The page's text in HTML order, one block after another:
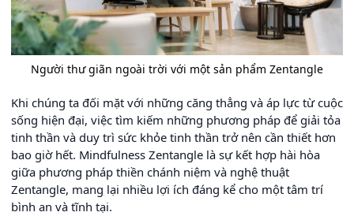
Người thư giãn ngoài trời với một sản phẩm Zentangle
Khi chúng ta đối mặt với những căng thẳng và áp lực từ cuộc
sống hiện đại, việc tìm kiếm những phương pháp để giải tỏa
tinh thần và duy trì sức khỏe tinh thần trở nên cần thiết hơn
bao giờ hết. Mindfulness Zentangle là sự kết hợp hài hòa
giữa phương pháp thiền chánh niệm và nghệ thuật
Zentangle, mang lại nhiều lợi ích đáng kể cho một tâm trí
bình an và tĩnh tại.